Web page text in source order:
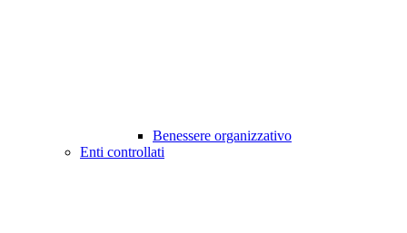
Benessere organizzativo
Enti controllati